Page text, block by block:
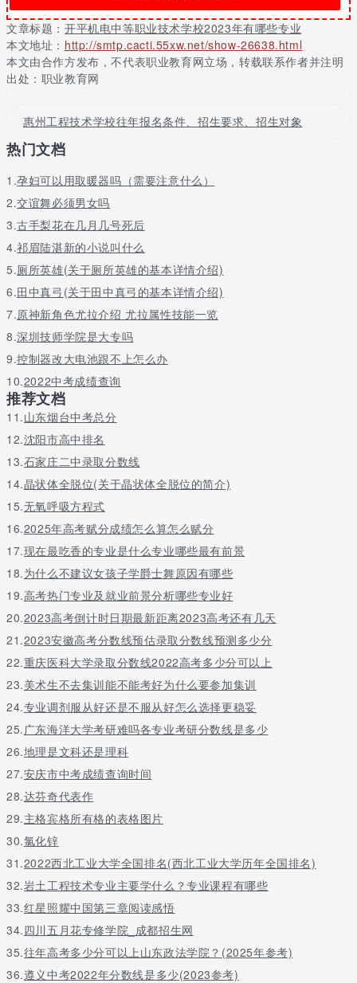
本专业毕业生主要面向企业，一般从事数控技术的工作，其主要球
宴app下载的业务范围是：从事数控机床的加工工艺规程的制定及
数控加工生产、建设工作;数控编程及设计;数控机床的安装、调试
及维护、维修及服务等。该专业近年就业的单位主要有大连柴油机
厂、大连机床厂、冰山集团、佳能、三洋制冷、中村精密、最上世
电子商务
电子商务专业是指融计算机科学、市场营销学、管理学、经济学、
法学和现代物流于一体的新型交叉学科。简称电商专业。
电子商务专业培养掌握计算机信息技术、市场营销、国际贸易、管
理、法律和现代物流的基本理论及基础知识，具有利用网络开展商
务活动的能力和利用计算机信息技术、现代物流方法改善企业管理
方法，提高企业管理水平能力的创新型复合型电子商务高级专门人
才。适合21世纪的要求的对口企业的培养目标。
汽车运用与维修
教学计划培养适应****现代化建设需要的德、智、体全面发展的，具
备初步的汽车设计能力并能从事汽车制造、检测、维修、营销、管
理、服务等方面工作的应用型、复合型工程技术人才。
本专业毕业生可在各类汽车维修企业从事汽车发动机维修、底盘维
修、汽车电气维修和汽车外形整修等各类汽车维修工作;也可以从事
汽车零配件管理、汽车维修业务接待、汽车及配件销售等工作。
开平机电中等职业技术学校教学条件好，教学质量高，学生在校是
能全面系统化的学习专业知识，专业能力强，毕业后能更好胜任工
作岗位，是一所值得大家了解报名的院校。如果你决定了学习某项
专业，你就要把所有的精力都放在专业的学习上，自己多做一些成
果出来，这样以后你找工作才更容易些。
关于更多开平机电中等职业技术学校2023年有哪些专业请留言或者
咨询老师
文章标题： 开平机电中等职业技术学校2023年有哪些专业
本文地址： http://smtp.cacti.55xw.net/show-26638.html
本文由合作方发布，不代表职业教育网立场，转载联系作者并注明
出处：职业教育网
惠州工程技术学校往年报名条件、招生要求、招生对象
热门文档
1.孕妇可以用取暖器吗（需要注意什么）
2.交谊舞必须男女吗
3.古手梨花在几月几号死后
4.祁眉陆湛新的小说叫什么
5.厕所英雄(关于厕所英雄的基本详情介绍)
6.田中真弓(关于田中真弓的基本详情介绍)
7.原神新角色尤拉介绍 尤拉属性技能一览
8.深圳技师学院是大专吗
9.控制器改大电池跟不上怎么办
10.2022中考成绩查询
推荐文档
11.山东烟台中考总分
12.沈阳市高中排名
13.石家庄二中录取分数线
14.晶状体全脱位(关于晶状体全脱位的简介)
15.无氧呼吸方程式
16.2025年高考赋分成绩怎么算怎么赋分
17.现在最吃香的专业是什么专业哪些最有前景
18.为什么不建议女孩子学爵士舞原因有哪些
19.高考热门专业及就业前景分析哪些专业好
20.2023高考倒计时日期最新距离2023高考还有几天
21.2023安徽高考分数线预估录取分数线预测多少分
22.重庆医科大学录取分数线2022高考多少分可以上
23.美术生不去集训能不能考好为什么要参加集训
24.专业调剂服从好还是不服从好怎么选择更稳妥
25.广东海洋大学考研难吗各专业考研分数线是多少
26.地理是文科还是理科
27.安庆市中考成绩查询时间
28.达芬奇代表作
29.主格宾格所有格的表格图片
30.氯化锌
31.2022西北工业大学全国排名(西北工业大学历年全国排名)
32.岩土工程技术专业主要学什么？专业课程有哪些
33.红星照耀中国第三章阅读感悟
34.四川五月花专修学院_成都招生网
35.往年高考多少分可以上山东政法学院？(2025年参考)
36.遵义中考2022年分数线是多少(2023参考)